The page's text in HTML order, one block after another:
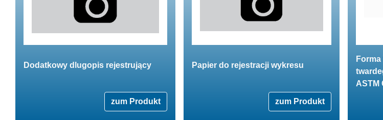
Dodatkowy dlugopis rejestrujący
zum Produkt
Papier do rejestracji wykresu
zum Produkt
ASTM